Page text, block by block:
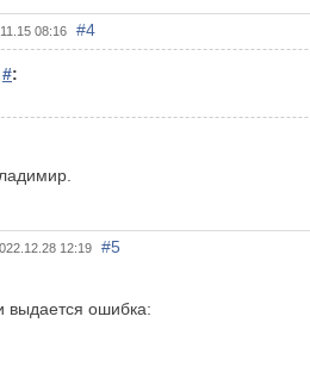
08:16 #4
#:
12:19
#5
выдается ошибка: